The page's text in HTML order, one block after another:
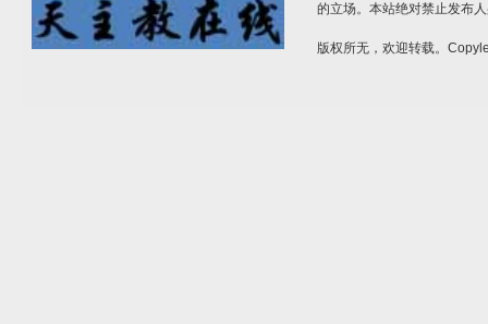
的立场。本站绝对禁止发布
版权所无，欢迎转载。